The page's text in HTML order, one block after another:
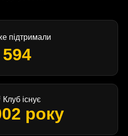
підтримали
594
Клуб існує
року